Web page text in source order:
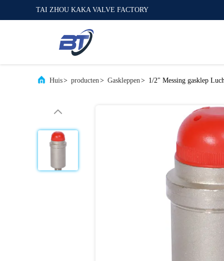
TAI ZHOU KAKA VALVE FACTORY
Huis> producten> Gaskleppen> 1/2" Messing gasklep